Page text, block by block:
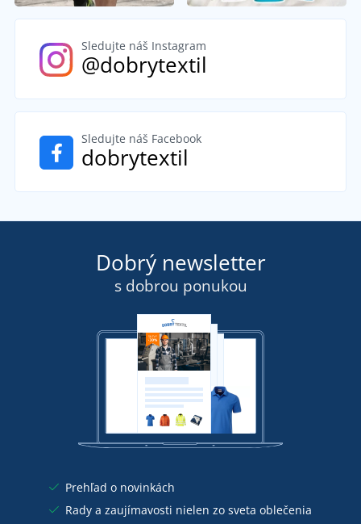
Sledujte náš Instagram
@dobrytextil
Sledujte náš Facebook
dobrytextil
Dobrý newsletter
s dobrou ponukou
Prehľad o novinkách
Rady a zaujímavosti nielen zo sveta oblečenia